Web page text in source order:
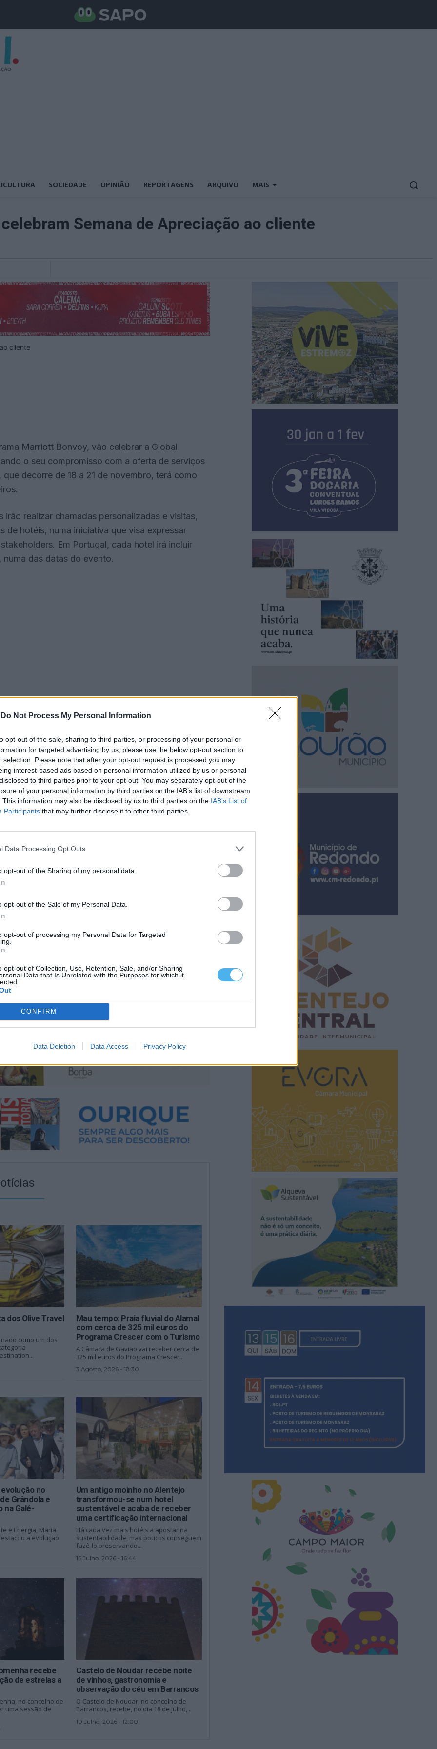
Do Not Process My Personal Information
opt-out of the sale, sharing to third parties, or processing of your personal or
for targeted advertising by us, please use the below opt-out section to
selection. Please note that after your opt-out request is processed you may
interest-based ads based on personal information utilized by us or personal
to third parties prior to your opt-out. You may separately opt-out of the
of your personal information by third parties on the IAB’s list of downstream
This information may also be disclosed by us to third parties on the IAB’s List of
Participants that may further disclose it to other third parties.
Data Processing Opt Outs
opt-out of the Sharing of my personal data.
opt-out of the Sale of my Personal Data.
opt-out of processing my Personal Data for Targeted
opt-out of Collection, Use, Retention, Sale, and/or Sharing
Data that Is Unrelated with the Purposes for which it
CONFIRM
Data Deletion Data Access Privacy Policy
SOCIEDADE OPINIÃO REPORTAGENS ARQUIVO MAIS
Semana de Apreciação ao cliente
Marriott Bonvoy, vão celebrar a Global
o seu compromisso com a oferta de serviços
decorre de 18 a 21 de novembro, terá como
realizar chamadas personalizadas e visitas,
hotéis, numa iniciativa que visa expressar
Em Portugal, cada hotel irá incluir
das datas do evento.
Penha Longa Hotel Golf Resort, Sheraton
Luxury Collection Resort Algarve, W Algarve
vão proporcionar experiências exclusivas aos
das relações construídas ao longo dos anos.
Marriott Hotel, afirma que esta é uma
e fortalecer a conexão de uma maneira mais
dos Olive Travel
como um dos
Mau tempo: Praia fluvial do Alamal
com cerca de 325 mil euros do
Programa Crescer com o Turismo
A Câmara de Gavião vai receber cerca de
325 mil euros do Programa Crescer...
3 Agosto, 2026 - 18:30
no
Grândola e
na Galé-
e Energia, Maria
a evolução
Um antigo moinho no Alentejo
transformou-se num hotel
sustentável e acaba de receber
uma certificação internacional
Há cada vez mais hotéis a apostar na
sustentabilidade, mas poucos conseguem
fazê-lo preservando...
16 Julho, 2026 - 16:44
recebe
de estrelas a
no concelho de
uma sessão de
Castelo de Noudar recebe noite
de vinhos, gastronomia e
observação do céu em Barrancos
O Castelo de Noudar, no concelho de
Barrancos, recebe, no dia 18 de julho,...
10 Julho, 2026 - 12:00